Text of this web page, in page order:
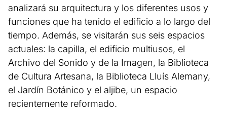
analizará su arquitectura y los diferentes usos y
funciones que ha tenido el edificio a lo largo del
tiempo. Además, se visitarán sus seis espacios
actuales: la capilla, el edificio multiusos, el
Archivo del Sonido y de la Imagen, la Biblioteca
de Cultura Artesana, la Biblioteca Lluís Alemany,
el Jardín Botánico y el aljibe, un espacio
recientemente reformado.